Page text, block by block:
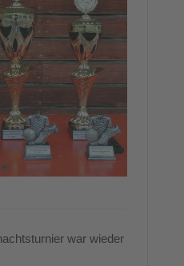
war wieder